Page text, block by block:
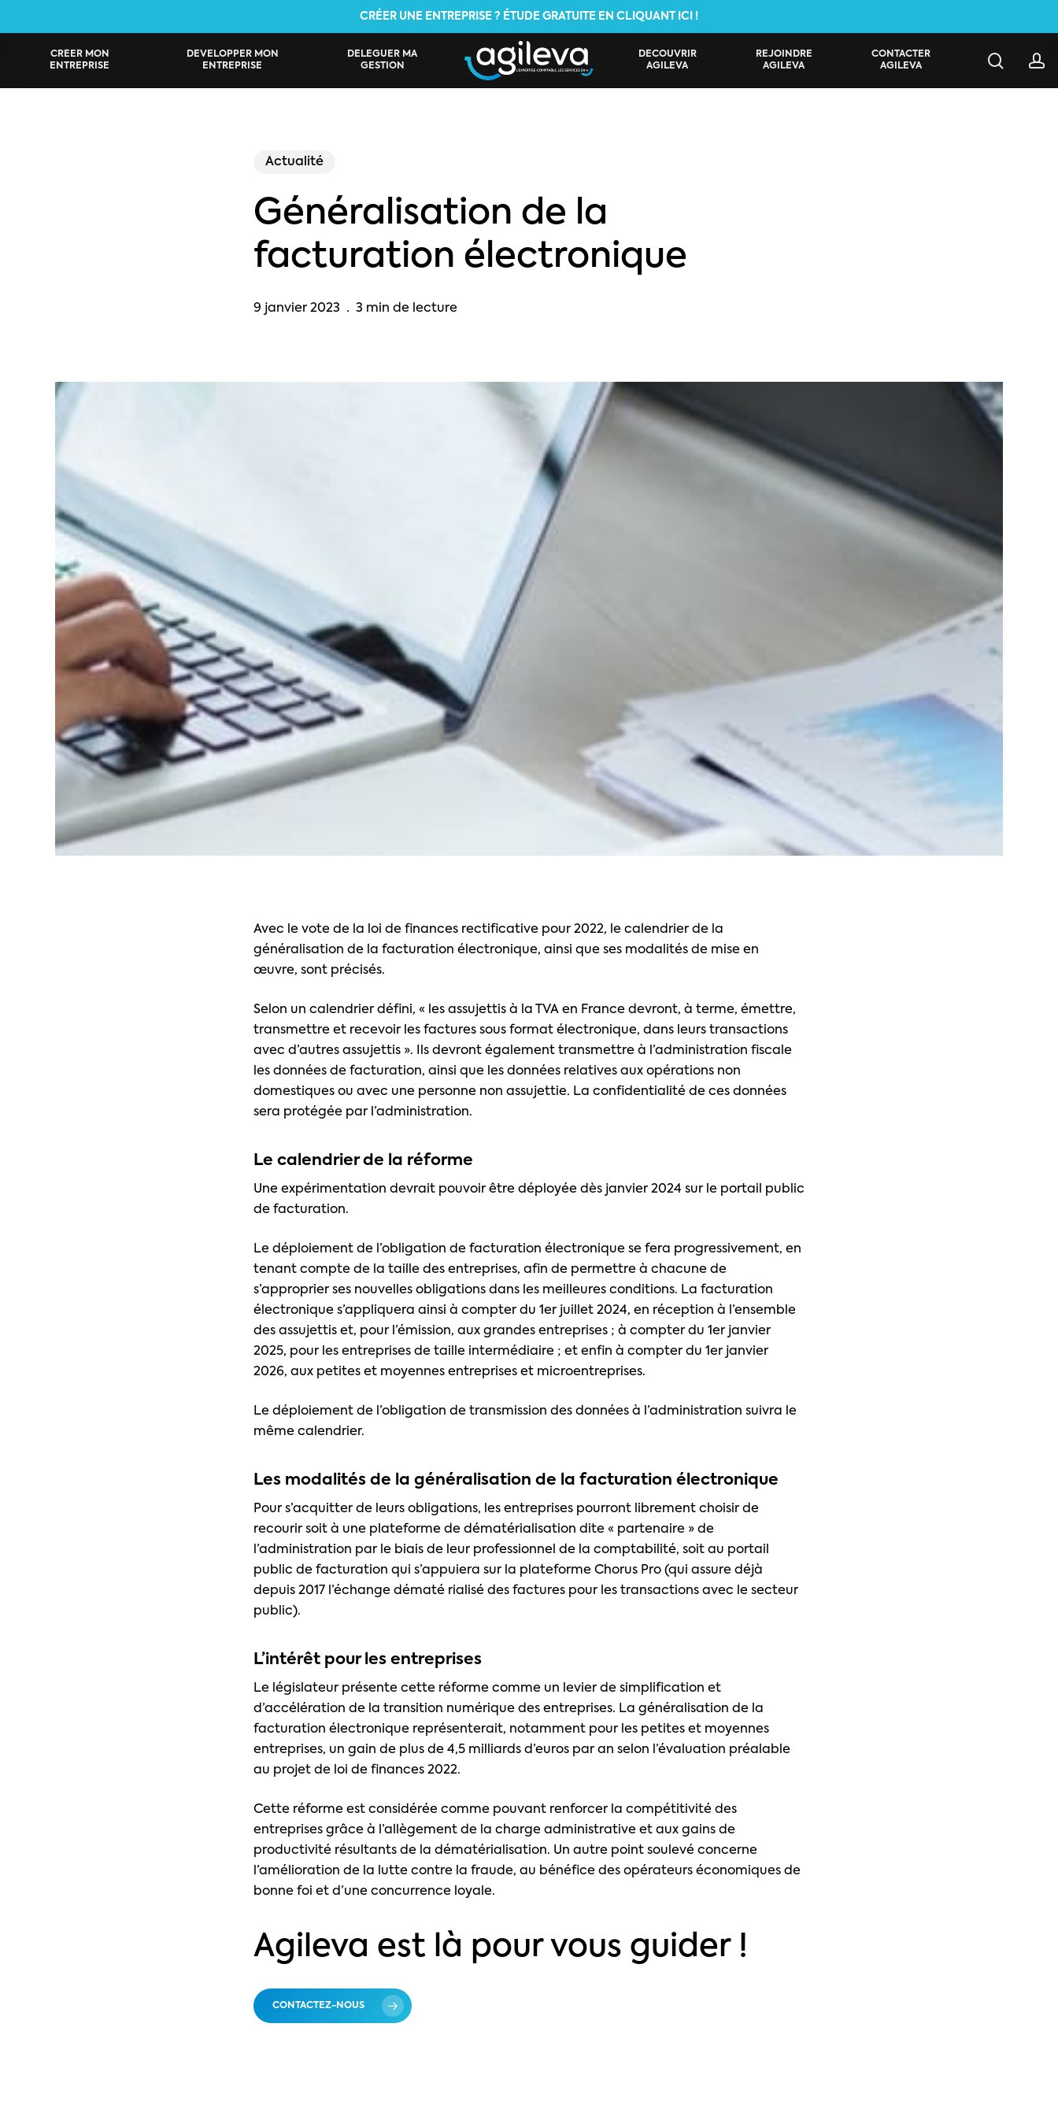
CRÉER UNE ENTREPRISE ? ÉTUDE GRATUITE EN CLIQUANT ICI !
CRÉER MON
ENTREPRISE
DÉVELOPPER MON
ENTREPRISE
DÉLÉGUER MA
GESTION
DÉCOUVRIR
AGILEVA
REJOINDRE
AGILEVA
CONTACTER
AGILEVA
search
Actualité
Généralisation de la
facturation électronique
9 janvier 2023 3 min de lecture
Avec le vote de la loi de finances rectificative pour 2022, le calendrier de la
généralisation de la facturation électronique, ainsi que ses modalités de mise en
œuvre, sont précisés.
Selon un calendrier défini, « les assujettis à la TVA en France devront, à terme, émettre,
transmettre et recevoir les factures sous format électronique, dans leurs transactions
avec d’autres assujettis ». Ils devront également transmettre à l’administration fiscale
les données de facturation, ainsi que les données relatives aux opérations non
domestiques ou avec une personne non assujettie. La confidentialité de ces données
sera protégée par l’administration.
Le calendrier de la réforme
Une expérimentation devrait pouvoir être déployée dès janvier 2024 sur le portail public
de facturation.
Le déploiement de l’obligation de facturation électronique se fera progressivement, en
tenant compte de la taille des entreprises, afin de permettre à chacune de
s’approprier ses nouvelles obligations dans les meilleures conditions. La facturation
électronique s’appliquera ainsi à compter du 1er juillet 2024, en réception à l’ensemble
des assujettis et, pour l’émission, aux grandes entreprises ; à compter du 1er janvier
2025, pour les entreprises de taille intermédiaire ; et enfin à compter du 1er janvier
2026, aux petites et moyennes entreprises et microentreprises.
Le déploiement de l’obligation de transmission des données à l’administration suivra le
même calendrier.
Les modalités de la généralisation de la facturation électronique
Pour s’acquitter de leurs obligations, les entreprises pourront librement choisir de
recourir soit à une plateforme de dématérialisation dite « partenaire » de
l’administration par le biais de leur professionnel de la comptabilité, soit au portail
public de facturation qui s’appuiera sur la plateforme Chorus Pro (qui assure déjà
depuis 2017 l’échange dématé rialisé des factures pour les transactions avec le secteur
public).
L’intérêt pour les entreprises
Le législateur présente cette réforme comme un levier de simplification et
d’accélération de la transition numérique des entreprises. La généralisation de la
facturation électronique représenterait, notamment pour les petites et moyennes
entreprises, un gain de plus de 4,5 milliards d’euros par an selon l’évaluation préalable
au projet de loi de finances 2022.
Cette réforme est considérée comme pouvant renforcer la compétitivité des
entreprises grâce à l’allègement de la charge administrative et aux gains de
productivité résultants de la dématérialisation. Un autre point soulevé concerne
l’amélioration de la lutte contre la fraude, au bénéfice des opérateurs économiques de
bonne foi et d’une concurrence loyale.
Agileva est là pour vous guider !
CONTACTEZ-NOUS